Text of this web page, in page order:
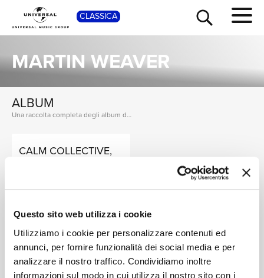
Questo sito web utilizza i cookie
Utilizziamo i cookie per personalizzare contenuti ed
annunci, per fornire funzionalità dei social media e per
analizzare il nostro traffico. Condividiamo inoltre
informazioni sul modo in cui utilizza il nostro sito con i
CLASSICA
MARTIN WEAVER
ALBUM
Una raccolta completa degli album di Martin Weaver, dalle prime produzioni ai successi più recenti.
CALM COLLECTIVE,
Digitale
SINGOLI
I singoli più rappresentativi di Martin Weaver, tra successi storici e nuove uscite.
CALM COLLECTIVE,
SHOP
TOUR
NEWS
RICERCA
CHI SIAMO